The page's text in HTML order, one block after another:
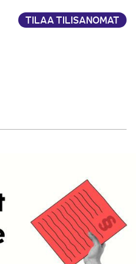
TILAA TILISANOMAT